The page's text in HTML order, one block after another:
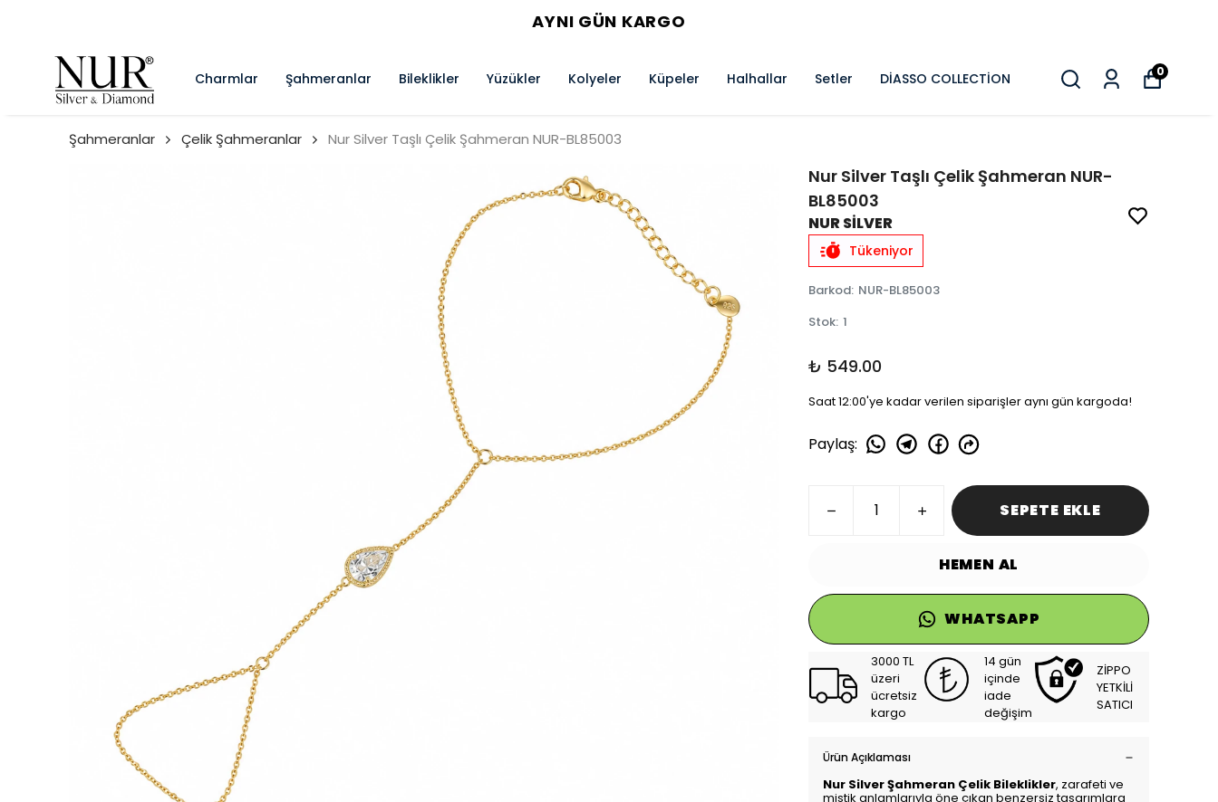
AYNI GÜN KARGO
Charmlar Şahmeranlar Bileklikler Yüzükler Kolyeler Küpeler Halhallar Setler DİASSO COLLECTİON 0
Şahmeranlar Çelik Şahmeranlar Nur Silver Taşlı Çelik Şahmeran NUR-BL85003
Nur Silver Taşlı Çelik Şahmeran NUR-
BL85003
NUR SİLVER
Tükeniyor
Barkod: NUR-BL85003
Stok: 1
₺ 549.00
Saat 12:00'ye kadar verilen siparişler aynı gün kargoda!
Paylaş:
SEPETE EKLE
HEMEN AL
WHATSAPP
3000 TL
üzeri
ücretsiz
kargo
14 gün
içinde
iade
değişim
ZİPPO
YETKİLİ
SATICI
Ürün Açıklaması
Nur Silver Şahmeran Çelik Bileklikler, zarafeti ve
mistik anlamlarıyla öne çıkan benzersiz tasarımlara